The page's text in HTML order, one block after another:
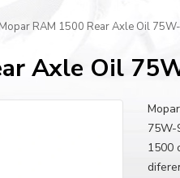
RAM 1500 Rear Axle Oil
Axle Oil
75W-
1500